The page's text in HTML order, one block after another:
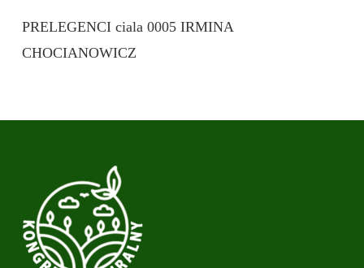
PRELEGENCI ciala 0005 IRMINA
CHOCIANOWICZ